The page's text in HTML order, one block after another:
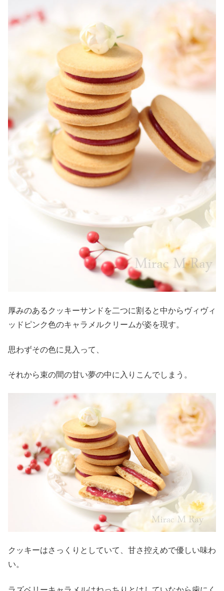
厚みのあるクッキーサンドを二つに割ると中からヴィヴィ
ッドピンク色のキャラメルクリームが姿を現す。
思わずその色に見入って、
それから束の間の甘い夢の中に入りこんでしまう。
クッキーはさっくりとしていて、甘さ控えめで優しい味わ
い。